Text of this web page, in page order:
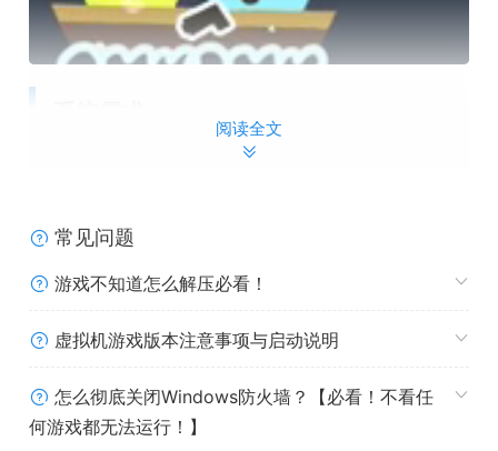
操作系统:
处理器:Intel Core i5-2300, 2.8 GHzor AMD
内存:4 GB RAM
AMD Radeon HD 6570, 1 GB DirectX 版本:
9.0
阅读全文
常见问题
游戏不知道怎么解压必看！
虚拟机游戏版本注意事项与启动说明
怎么彻底关闭Windows防火墙？【必看！不看任
何游戏都无法运行！】